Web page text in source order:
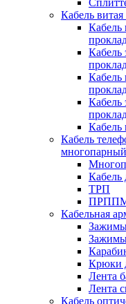
Кабель витая
Кабель
Кабель
Кабель
Кабель
Кабель
Кабель
многопарный
Кабель
ТРП
Кабельная
Крюки
Лента
Лента
Кабель